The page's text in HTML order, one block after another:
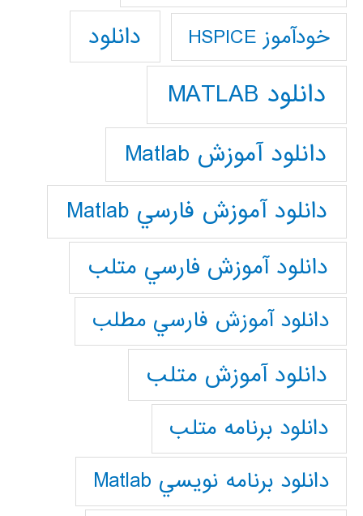
خودآموز HSPICE دانلود
دانلود MATLAB
دانلود آموزش Matlab
دانلود آموزش فارسي Matlab
دانلود آموزش فارسي متلب
دانلود آموزش فارسي مطلب
دانلود آموزش متلب
دانلود برنامه متلب
دانلود برنامه نويسي Matlab